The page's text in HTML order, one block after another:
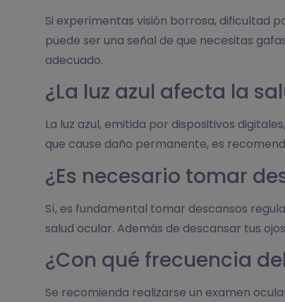
Si experimentas visión borrosa, dificultad
puede ser una señal de que necesitas
adecuado.
¿La luz azul afecta la
La luz azul, emitida por dispositivos
que cause daño permanente, es
¿Es necesario tomar
Sí, es fundamental tomar descansos
salud ocular. Además de descansar tus
¿Con qué frecuencia
Se recomienda realizarse un examen